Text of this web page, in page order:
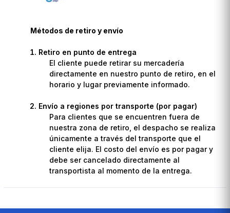
Métodos de retiro y envío
Retiro en punto de entrega
El cliente puede retirar su mercadería
directamente en nuestro punto de retiro, en el
horario y lugar previamente informado.
Envío a regiones por transporte (por pagar)
Para clientes que se encuentren fuera de
nuestra zona de retiro, el despacho se realiza
únicamente a través del transporte que el
cliente elija. El costo del envío es por pagar y
debe ser cancelado directamente al
transportista al momento de la entrega.